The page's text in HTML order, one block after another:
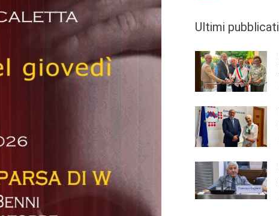
Ultimi pubblicati